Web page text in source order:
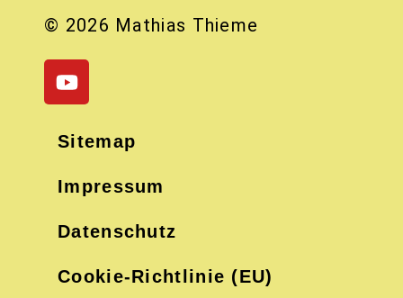
© 2026 Mathias Thieme
Sitemap
Impressum
Datenschutz
Cookie-Richtlinie (EU)